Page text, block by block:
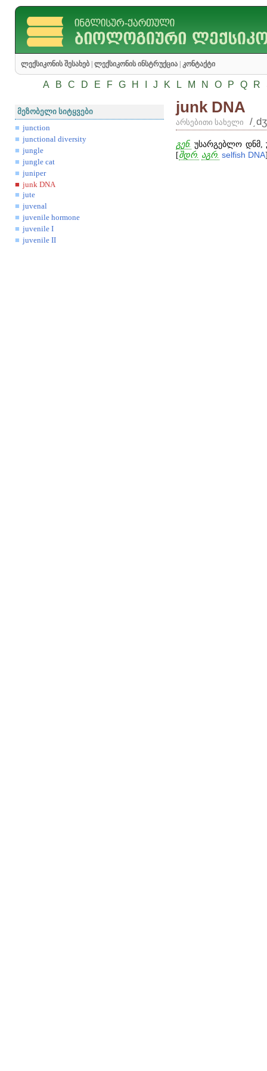
ლექსიკონის შესახებ ლექსიკონის ინსტრუქცია კონტაქტი
A B C D E F G H J K L M N O P Q R
მეზობელი სიტყვები
junction
junctional diversity
jungle
jungle cat
juniper
junk DNA
jute
juvenal
juvenile hormone
juvenile I
juvenile II
junk DNA
არსებითი სახელი /
გენ. უსარგებლო დნმ,
[შდრ. აგრ. selfish DNA